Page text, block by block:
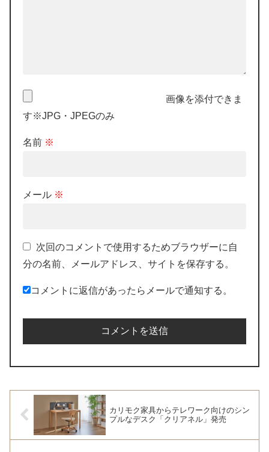
画像を添付できま
す※JPG・JPEGのみ
名前 ※
メール ※
次回のコメントで使用するためブラウザーに自
分の名前、メールアドレス、サイトを保存する。
コメントに返信があったらメールで通知する。
カリモク家具からテレワーク向けのシン
プルなデスク「クリアネル」発売